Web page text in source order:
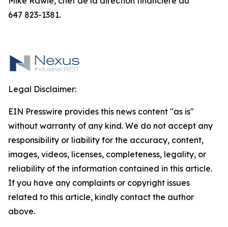
647 823-1381.
Legal Disclaimer:
EIN Presswire provides this news content "as is"
without warranty of any kind. We do not accept any
responsibility or liability for the accuracy, content,
images, videos, licenses, completeness, legality, or
reliability of the information contained in this article.
If you have any complaints or copyright issues
related to this article, kindly contact the author
above.